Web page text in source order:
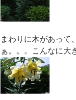
まわりに木があって
ぁ。。。こんなに大